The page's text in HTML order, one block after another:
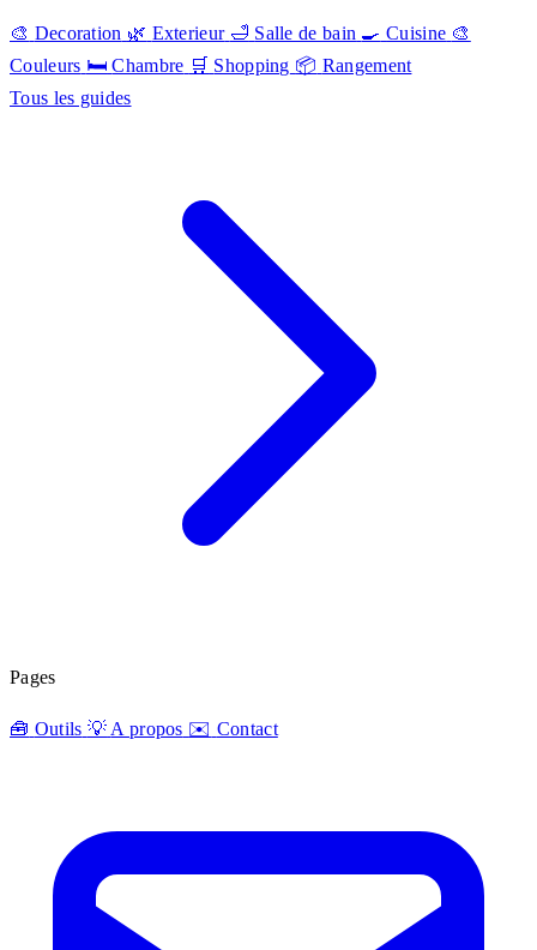
🎨 Decoration 🌿 Exterieur 🛁 Salle de bain 🍳 Cuisine 🎨
Couleurs 🛏️ Chambre 🛒 Shopping 📦 Rangement
Tous les guides
Pages
🧰 Outils 💡 A propos ✉️ Contact